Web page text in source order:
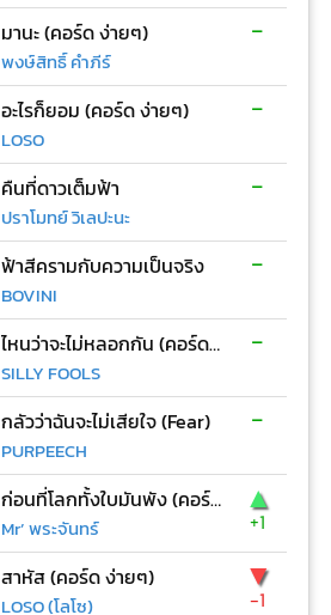
มานะ (คอร์ด ง่ายๆ)
พงษ์สิทธิ์ คำภีร์
-
อะไรก็ยอม (คอร์ด ง่ายๆ)
LOSO
-
คืนที่ดาวเต็มฟ้า
ปราโมทย์ วิเลปะนะ
-
ฟ้าสีครามกับความเป็นจริง
BOVINI
-
ไหนว่าจะไม่หลอกกัน (คอร์ด ง่ายๆ)
SILLY FOOLS
-
กลัวว่าฉันจะไม่เสียใจ (Fear)
PURPEECH
-
ก่อนที่โลกทั้งใบมันพัง (คอร์ด ง่ายๆ)
Mr’ พระจันทร์
▲
+1
สาหัส (คอร์ด ง่ายๆ)
LOSO (โลโซ)
▼
-1